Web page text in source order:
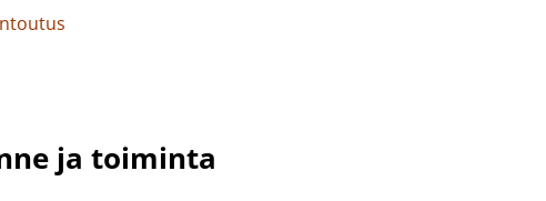
ja toiminta